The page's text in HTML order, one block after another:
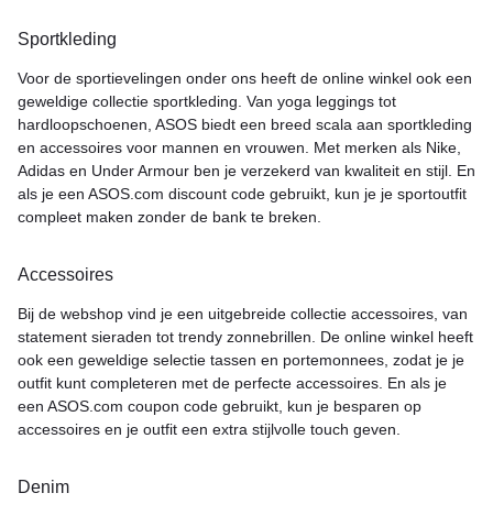
Sportkleding
Voor de sportievelingen onder ons heeft de online winkel ook een
geweldige collectie sportkleding. Van yoga leggings tot
hardloopschoenen, ASOS biedt een breed scala aan sportkleding
en accessoires voor mannen en vrouwen. Met merken als Nike,
Adidas en Under Armour ben je verzekerd van kwaliteit en stijl. En
als je een ASOS.com discount code gebruikt, kun je je sportoutfit
compleet maken zonder de bank te breken.
Accessoires
Bij de webshop vind je een uitgebreide collectie accessoires, van
statement sieraden tot trendy zonnebrillen. De online winkel heeft
ook een geweldige selectie tassen en portemonnees, zodat je je
outfit kunt completeren met de perfecte accessoires. En als je
een ASOS.com coupon code gebruikt, kun je besparen op
accessoires en je outfit een extra stijlvolle touch geven.
Denim